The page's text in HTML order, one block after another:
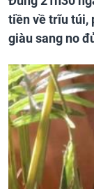
tiền về trĩu túi,
giàu sang no